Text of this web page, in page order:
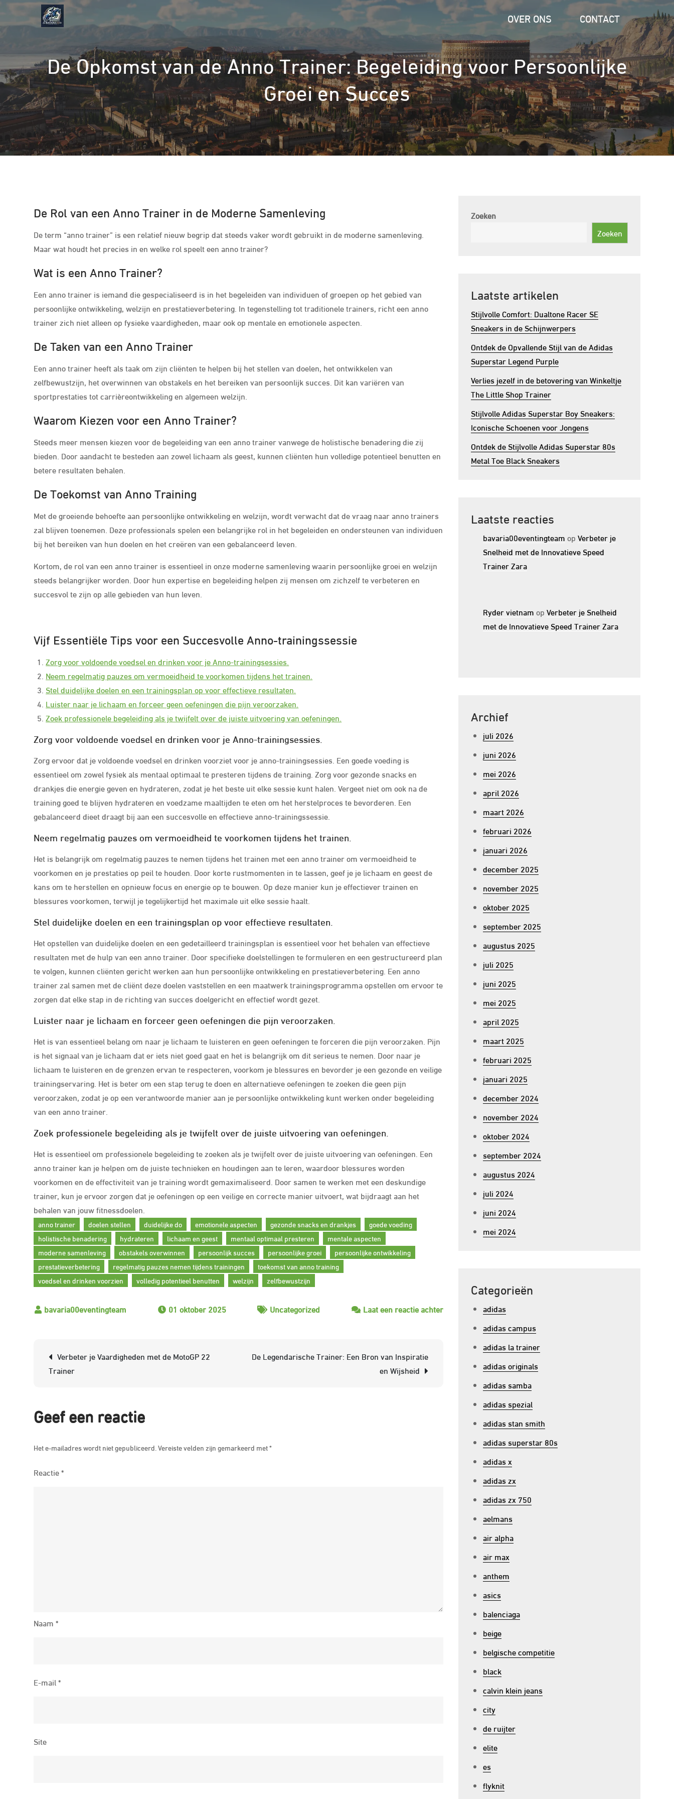
Naar
OVER ONS CONTACT
De Opkomst van de Anno Trainer: Begeleiding voor Persoonlijke
Groei en Succes
De Rol van een Anno Trainer in de Moderne Samenleving
De term “anno trainer” is een relatief nieuw begrip dat steeds vaker wordt gebruikt in de moderne samenleving.
Maar wat houdt het precies in en welke rol speelt een anno trainer?
Wat is een Anno Trainer?
Een anno trainer is iemand die gespecialiseerd is in het begeleiden van individuen of groepen op het gebied van
persoonlijke ontwikkeling, welzijn en prestatieverbetering. In tegenstelling tot traditionele trainers, richt een anno
trainer zich niet alleen op fysieke vaardigheden, maar ook op mentale en emotionele aspecten.
De Taken van een Anno Trainer
Een anno trainer heeft als taak om zijn cliënten te helpen bij het stellen van doelen, het ontwikkelen van
zelfbewustzijn, het overwinnen van obstakels en het bereiken van persoonlijk succes. Dit kan variëren van
sportprestaties tot carrièreontwikkeling en algemeen welzijn.
Waarom Kiezen voor een Anno Trainer?
Steeds meer mensen kiezen voor de begeleiding van een anno trainer vanwege de holistische benadering die zij
bieden. Door aandacht te besteden aan zowel lichaam als geest, kunnen cliënten hun volledige potentieel benutten en
betere resultaten behalen.
De Toekomst van Anno Training
Met de groeiende behoefte aan persoonlijke ontwikkeling en welzijn, wordt verwacht dat de vraag naar anno trainers
zal blijven toenemen. Deze professionals spelen een belangrijke rol in het begeleiden en ondersteunen van individuen
bij het bereiken van hun doelen en het creëren van een gebalanceerd leven.
Kortom, de rol van een anno trainer is essentieel in onze moderne samenleving waarin persoonlijke groei en welzijn
steeds belangrijker worden. Door hun expertise en begeleiding helpen zij mensen om zichzelf te verbeteren en
succesvol te zijn op alle gebieden van hun leven.
Vijf Essentiële Tips voor een Succesvolle Anno-trainingssessie
Zorg voor voldoende voedsel en drinken voor je Anno-trainingsessies.
Neem regelmatig pauzes om vermoeidheid te voorkomen tijdens het trainen.
Stel duidelijke doelen en een trainingsplan op voor effectieve resultaten.
Luister naar je lichaam en forceer geen oefeningen die pijn veroorzaken.
Zoek professionele begeleiding als je twijfelt over de juiste uitvoering van oefeningen.
Zorg voor voldoende voedsel en drinken voor je Anno-trainingsessies.
Zorg ervoor dat je voldoende voedsel en drinken voorziet voor je anno-trainingsessies. Een goede voeding is
essentieel om zowel fysiek als mentaal optimaal te presteren tijdens de training. Zorg voor gezonde snacks en
drankjes die energie geven en hydrateren, zodat je het beste uit elke sessie kunt halen. Vergeet niet om ook na de
training goed te blijven hydrateren en voedzame maaltijden te eten om het herstelproces te bevorderen. Een
gebalanceerd dieet draagt bij aan een succesvolle en effectieve anno-trainingssessie.
Neem regelmatig pauzes om vermoeidheid te voorkomen tijdens het trainen.
Het is belangrijk om regelmatig pauzes te nemen tijdens het trainen met een anno trainer om vermoeidheid te
voorkomen en je prestaties op peil te houden. Door korte rustmomenten in te lassen, geef je je lichaam en geest de
kans om te herstellen en opnieuw focus en energie op te bouwen. Op deze manier kun je effectiever trainen en
blessures voorkomen, terwijl je tegelijkertijd het maximale uit elke sessie haalt.
Stel duidelijke doelen en een trainingsplan op voor effectieve resultaten.
Het opstellen van duidelijke doelen en een gedetailleerd trainingsplan is essentieel voor het behalen van effectieve
resultaten met de hulp van een anno trainer. Door specifieke doelstellingen te formuleren en een gestructureerd plan
te volgen, kunnen cliënten gericht werken aan hun persoonlijke ontwikkeling en prestatieverbetering. Een anno
trainer zal samen met de cliënt deze doelen vaststellen en een maatwerk trainingsprogramma opstellen om ervoor te
zorgen dat elke stap in de richting van succes doelgericht en effectief wordt gezet.
Luister naar je lichaam en forceer geen oefeningen die pijn veroorzaken.
Het is van essentieel belang om naar je lichaam te luisteren en geen oefeningen te forceren die pijn veroorzaken. Pijn
is het signaal van je lichaam dat er iets niet goed gaat en het is belangrijk om dit serieus te nemen. Door naar je
lichaam te luisteren en de grenzen ervan te respecteren, voorkom je blessures en bevorder je een gezonde en veilige
trainingservaring. Het is beter om een stap terug te doen en alternatieve oefeningen te zoeken die geen pijn
veroorzaken, zodat je op een verantwoorde manier aan je persoonlijke ontwikkeling kunt werken onder begeleiding
van een anno trainer.
Zoek professionele begeleiding als je twijfelt over de juiste uitvoering van oefeningen.
Het is essentieel om professionele begeleiding te zoeken als je twijfelt over de juiste uitvoering van oefeningen. Een
anno trainer kan je helpen om de juiste technieken en houdingen aan te leren, waardoor blessures worden
voorkomen en de effectiviteit van je training wordt gemaximaliseerd. Door samen te werken met een deskundige
trainer, kun je ervoor zorgen dat je oefeningen op een veilige en correcte manier uitvoert, wat bijdraagt aan het
behalen van jouw fitnessdoelen.
anno trainer doelen stellen duidelijke do emotionele aspecten gezonde snacks en drankjes
goede voeding
holistische benadering
hydrateren lichaam en geest mentaal optimaal presteren
mentale aspecten
moderne samenleving
obstakels overwinnen persoonlijk succes persoonlijke groei
persoonlijke ontwikkeling
prestatieverbetering
regelmatig pauzes nemen tijdens trainingen
toekomst van anno training
voedsel en drinken voorzien
volledig potentieel benutten welzijn zelfbewustzijn
01 oktober 2025 Uncategorized Laat een reactie achterop
Begeleiding
Berichtnavigatie
Verbeter je Vaardigheden met de MotoGP 22
Trainer
De Legendarische Trainer: Een Bron van Inspiratie
en Wijsheid
Geef een reactie
Het e-mailadres wordt niet gepubliceerd. Vereiste velden zijn gemarkeerd met*
Reactie*
Naam*
E-mail*
Site
Zoeken
Zoeken
Laatste artikelen
Stijlvolle Comfort: Dualtone Racer SE
Sneakers in de Schijnwerpers
Ontdek de Opvallende Stijl van de Adidas
Superstar Legend Purple
Verlies jezelf in de betovering van Winkeltje
The Little Shop Trainer
Stijlvolle Adidas Superstar Boy Sneakers:
Iconische Schoenen voor Jongens
Ontdek de Stijlvolle Adidas Superstar 80s
Metal Toe Black Sneakers
Laatste reacties
bavaria00eventingteam op Verbeter je
Snelheid met de Innovatieve Speed
Trainer Zara
Ryder vietnam op Verbeter je Snelheid
met de Innovatieve Speed Trainer Zara
Archief
juli 2026
juni 2026
mei 2026
april 2026
maart 2026
februari 2026
januari 2026
december 2025
november 2025
oktober 2025
september 2025
augustus 2025
juli 2025
juni 2025
mei 2025
april 2025
maart 2025
februari 2025
januari 2025
december 2024
november 2024
oktober 2024
september 2024
augustus 2024
juli 2024
juni 2024
mei 2024
Categorieën
adidas
adidas campus
adidas la trainer
adidas originals
adidas samba
adidas spezial
adidas stan smith
adidas superstar 80s
adidas x
adidas zx
adidas zx 750
aelmans
air alpha
air max
anthem
asics
balenciaga
beige
belgische competitie
black
calvin klein jeans
city
de ruijter
elite
es
flyknit